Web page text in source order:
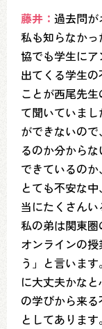
藤井： 過去問
私も知らなか
協でも学生に
出てくる学生
ことが西尾先
て聞いていま
ができないの
るのか分から
できているの
とても不安な
当にたくさんい
私の弟は関東
オンラインの
う」と言いま
に大丈夫かな
の学びから来
としてあります。